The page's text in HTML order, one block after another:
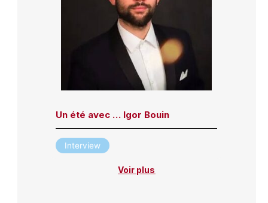
Un été avec … Igor Bouin
Interview
Voir plus